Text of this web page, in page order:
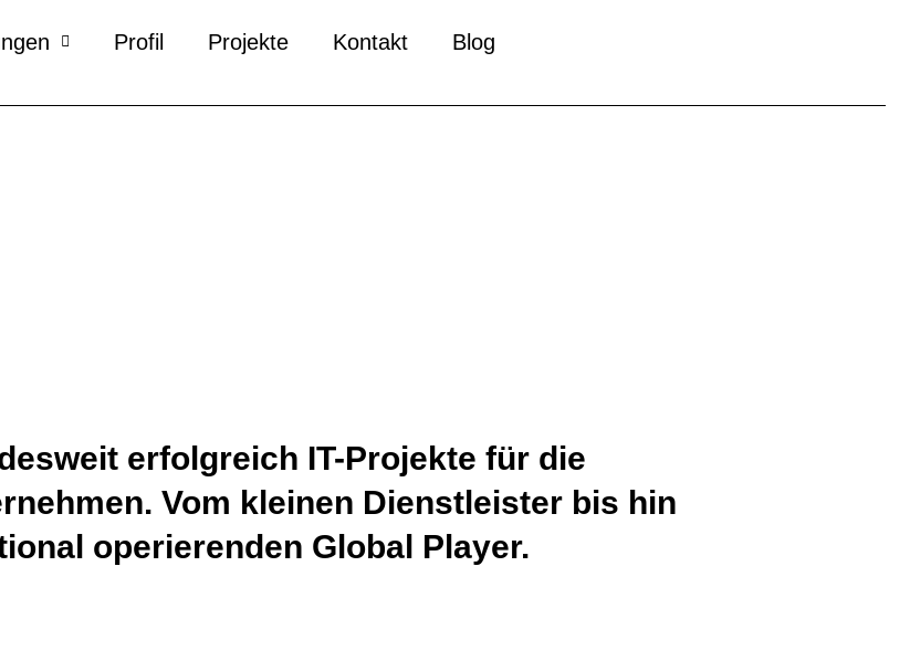
Profil Projekte Kontakt Blog
erfolgreich IT-Projekte für die
Vom kleinen Dienstleister bis hin
operierenden Global Player.